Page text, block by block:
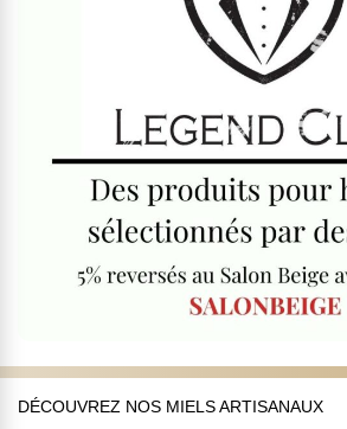
DÉCOUVREZ NOS MIELS ARTISANAUX